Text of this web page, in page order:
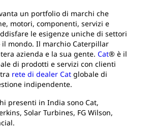
un portfolio di marchi che
motori, componenti, servizi e
le esigenze uniche di settori
mondo. Il marchio Caterpillar
azienda e la sua gente. Cat® è il
di prodotti e servizi con clienti
rete di dealer Cat globale di
indipendente.
presenti in India sono Cat,
Solar Turbines, FG Wilson,